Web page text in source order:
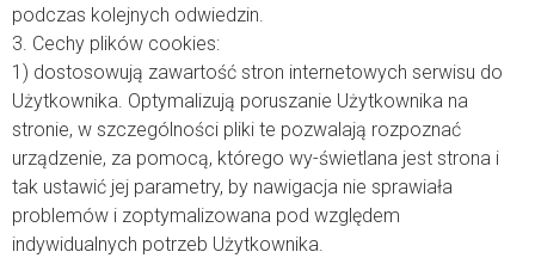
podczas kolejnych odwiedzin.
3. Cechy plików cookies:
1) dostosowują zawartość stron internetowych serwisu do
Użytkownika. Optymalizują poruszanie Użytkownika na
stronie, w szczególności pliki te pozwalają rozpoznać
urządzenie, za pomocą, którego wy-świetlana jest strona i
tak ustawić jej parametry, by nawigacja nie sprawiała
problemów i zoptymalizowana pod względem
indywidualnych potrzeb Użytkownika.